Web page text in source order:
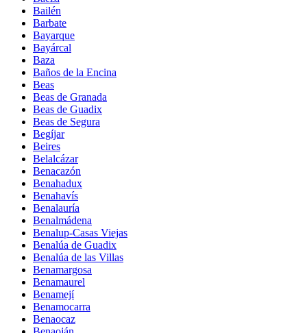
Bailén
Barbate
Bayarque
Bayárcal
Baza
Baños de la Encina
Beas
Beas de Granada
Beas de Guadix
Beas de Segura
Begíjar
Beires
Belalcázar
Benacazón
Benahadux
Benahavís
Benalauría
Benalmádena
Benalup-Casas Viejas
Benalúa de Guadix
Benalúa de las Villas
Benamargosa
Benamaurel
Benamejí
Benamocarra
Benaocaz